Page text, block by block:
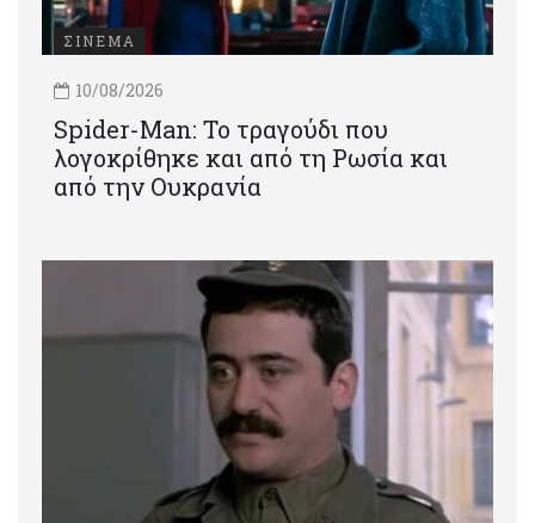
ΣΙΝΕΜΑ
10/08/2026
Spider-Man: Το τραγούδι που
λογοκρίθηκε και από τη Ρωσία και
από την Ουκρανία